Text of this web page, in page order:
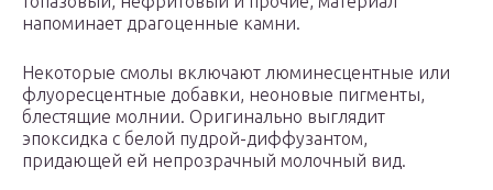
напоминает драгоценные камни.
Некоторые смолы включают люминесцентные или
флуоресцентные добавки, неоновые пигменты,
блестящие молнии. Оригинально выглядит
эпоксидка с белой пудрой-диффузантом,
придающей ей непрозрачный молочный вид.